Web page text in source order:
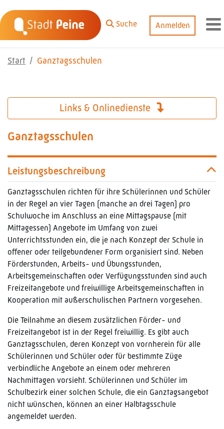
Zum Hauptinhalt springen
Suche
Anmelden
Start Ganztagsschulen
Links & Onlinedienste
Ganztagsschulen
Leistungsbeschreibung
Ganztagsschulen richten für ihre Schülerinnen und Schüler
in der Regel an vier Tagen (manche an drei Tagen) pro
Schulwoche im Anschluss an eine Mittagspause (mit
Mittagessen) Angebote im Umfang von zwei
Unterrichtsstunden ein, die je nach Konzept der Schule in
offener oder teilgebundener Form organisiert sind. Neben
Förderstunden, Arbeits- und Übungsstunden,
Arbeitsgemeinschaften oder Verfügungsstunden sind auch
Freizeitangebote und freiwillige Arbeitsgemeinschaften in
Kooperation mit außerschulischen Partnern vorgesehen.
Die Teilnahme an diesem zusätzlichen Förder- und
Freizeitangebot ist in der Regel freiwillig. Es gibt auch
Ganztagsschulen, deren Konzept von vornherein für alle
Schülerinnen und Schüler oder für bestimmte Züge
verbindliche Angebote an einem oder mehreren
Nachmittagen vorsieht. Schülerinnen und Schüler im
Schulbezirk einer solchen Schule, die ein Ganztagsangebot
nicht wünschen, können an einer Halbtagsschule
angemeldet werden.